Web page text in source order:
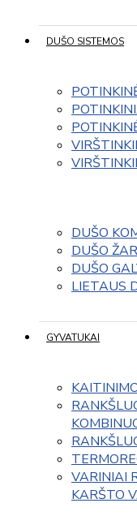
DUŠO SISTEMOS
DUŠO
DUŠO
DUŠO
LIETAUS
GYVATUKAI
VARINIAI
KARŠTO